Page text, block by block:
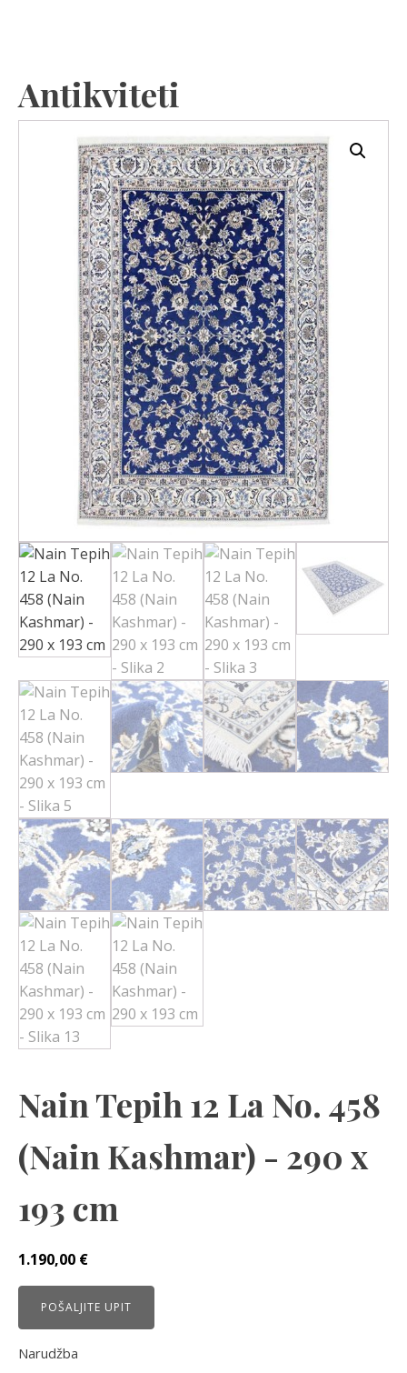
Antikviteti
Nain Tepih 12 La No. 458
(Nain Kashmar) - 290 x
193 cm
1.190,00 €
POŠALJITE UPIT
Narudžba